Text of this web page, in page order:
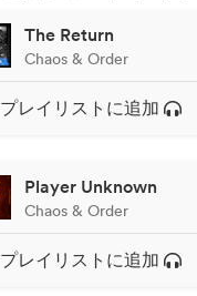
The Return
Chaos & Order
プレイリストに追加
Player Unknown
Chaos & Order
プレイリストに追加